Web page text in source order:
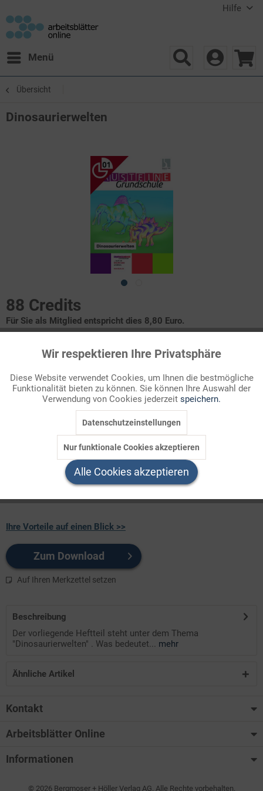
Hilfe
Menü
Übersicht
Dinosaurierwelten
88 Credits
Für Sie als Mitglied entspricht dies 8,80 Euro.
Seitenanzahl
Themenbereich
Früher und heute, Natur und Umwelt
Im Reich der Dinosaurier
Den Dinosauriern auf der Spur
Dinosaurierwelt
Stammbaum der Dinosaurier
Poster "Dinosaurier"
... und viele weitere Angebote!
Ihre Vorteile auf einen Blick >>
Zum Download
Auf Ihren Merkzettel setzen
Beschreibung
Der vorliegende Heftteil steht unter dem Thema
"Dinosaurierwelten" . Was bedeutet... mehr
Ähnliche Artikel
Kontakt
Arbeitsblätter Online
Informationen
© 2026 Bergmoser + Höller Verlag AG. Alle Rechte vorbehalten.
Funktionale Aktiv
Marketing Inaktiv
Inaktiv
Wir respektieren Ihre Privatsphäre
Diese Website verwendet Cookies, um Ihnen die bestmögliche
Funktionalität bieten zu können. Sie können Ihre Auswahl der
Verwendung von Cookies jederzeit speichern.
Datenschutzeinstellungen
Nur funktionale Cookies akzeptieren
Alle Cookies akzeptieren